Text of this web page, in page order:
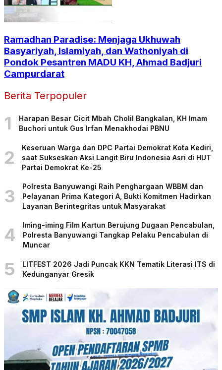
Ramadhan Paradise: Menjaga Ukhuwah
Basyariyah, Islamiyah, dan Wathoniyah di
Pondok Pesantren MADU KH, Ahmad Badjuri
Campurdarat
Berita Terpopuler
1
Harapan Besar Cicit Mbah Cholil Bangkalan, KH Imam
Buchori untuk Gus Irfan Menakhodai PBNU
2
Keseruan Warga dan DPC Partai Demokrat Kota Kediri,
saat Sukseskan Aksi Langit Biru Indonesia Asri di HUT
Partai Demokrat Ke-25
3
Polresta Banyuwangi Raih Penghargaan WBBM dan
Pelayanan Prima Kategori A, Bukti Komitmen Hadirkan
Layanan Berintegritas untuk Masyarakat
4
Iming-iming Film Kartun Berujung Dugaan Pencabulan,
Polresta Banyuwangi Tangkap Pelaku Pencabulan di
Muncar
5
LITFEST 2026 Jadi Puncak KKN Tematik Literasi ITS di
Kedunganyar Gresik